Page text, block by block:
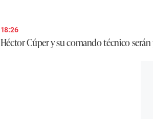
18:26
Héctor Cúper y su comando técnico